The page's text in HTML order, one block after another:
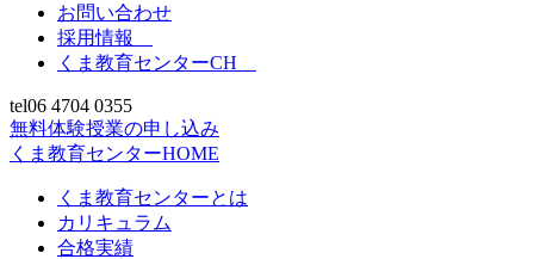
お問い合わせ
採用情報
くま教育センターCH
tel06 4704 0355
無料体験授業の申し込み
くま教育センターHOME
くま教育センターとは
カリキュラム
合格実績